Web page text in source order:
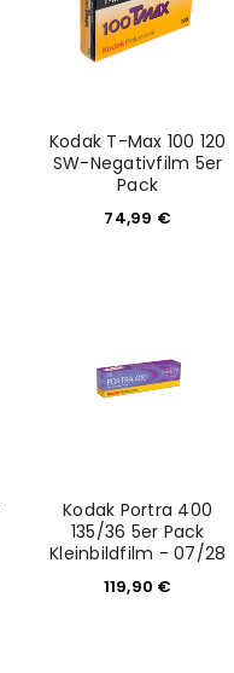
Kodak T-Max 100 120
SW-Negativfilm 5er
Pack
74,99 €
Kodak Portra 400
135/36 5er Pack
Kleinbildfilm - 07/28
119,90 €